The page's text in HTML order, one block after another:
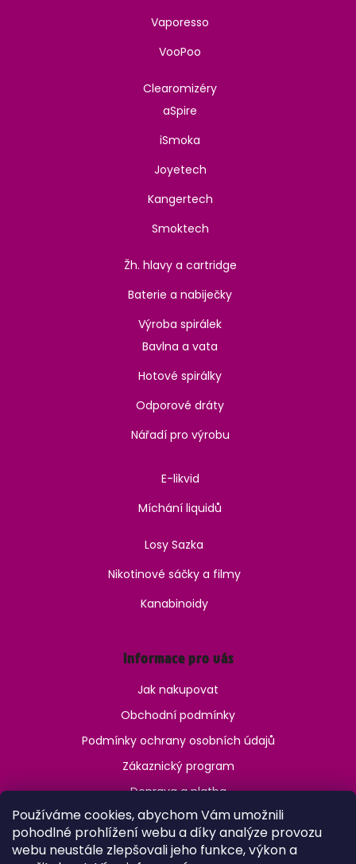
Používáme cookies, abychom Vám umožnili
pohodlné prohlížení webu a díky analýze provozu
webu neustále zlepšovali jeho funkce, výkon a
Vaporesso
VooPoo
Clearomizéry
aSpire
iSmoka
Joyetech
Kangertech
Smoktech
Žh. hlavy a cartridge
Baterie a nabiječky
Výroba spirálek
Bavlna a vata
Hotové spirálky
Odporové dráty
Nářadí pro výrobu
E-likvid
Míchání liquidů
Losy Sazka
Nikotinové sáčky a filmy
Kanabinoidy
Informace pro vás
Jak nakupovat
Obchodní podmínky
Podmínky ochrany osobních údajů
Zákaznický program
Doprava a platba
Jak ověřit věk?